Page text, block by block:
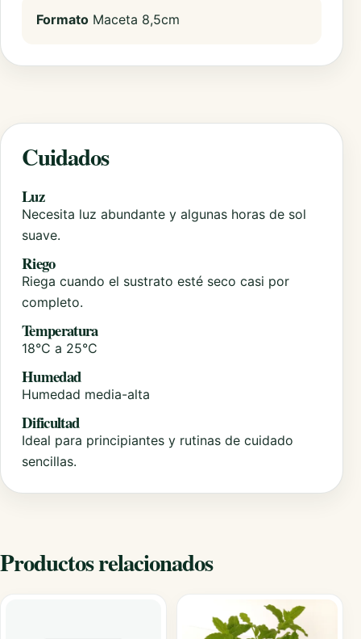
Formato Maceta 8,5cm
Cuidados
Luz
Necesita luz abundante y algunas horas de sol
suave.
Riego
Riega cuando el sustrato esté seco casi por
completo.
Temperatura
18°C a 25°C
Humedad
Humedad media-alta
Dificultad
Ideal para principiantes y rutinas de cuidado
sencillas.
Productos relacionados